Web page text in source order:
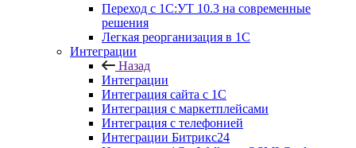
Переход с 1С:УТ 10.3 на современные
решения
Легкая реорганизация в 1С
Интеграции
Назад
Интеграции
Интеграция сайта с 1С
Интеграция с маркетплейсами
Интеграция с телефонией
Интеграции Битрикс24